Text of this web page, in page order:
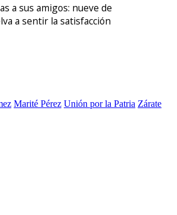
a sus amigos: nueve de
a sentir la satisfacción
Marité Pérez Unión por la Patria Zárate